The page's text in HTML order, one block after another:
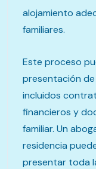
alojamiento
familiares.
Este proceso
presentación
incluidos
financieros y
familiar. Un
residencia
presentar toda